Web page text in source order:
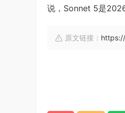
说，Sonnet 5是
原文链接：